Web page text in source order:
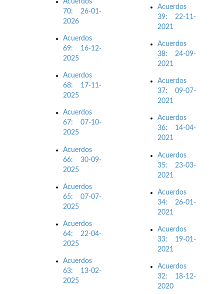
Acuerdos
70: 26-01-
2026
Acuerdos
69: 16-12-
2025
Acuerdos
68: 17-11-
2025
Acuerdos
67: 07-10-
2025
Acuerdos
66: 30-09-
2025
Acuerdos
65: 07-07-
2025
Acuerdos
64: 22-04-
2025
Acuerdos
63: 13-02-
2025
Acuerdos
39: 22-11-
2021
Acuerdos
38: 24-09-
2021
Acuerdos
37: 09-07-
2021
Acuerdos
36: 14-04-
2021
Acuerdos
35: 23-03-
2021
Acuerdos
34: 26-01-
2021
Acuerdos
33: 19-01-
2021
Acuerdos
32: 18-12-
2020